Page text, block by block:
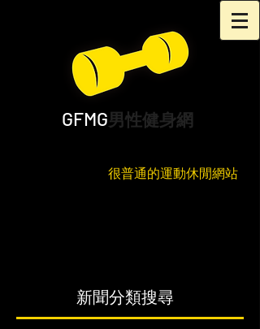
GFMG男性健身網
很普通的運動休閒網站
新聞分類搜尋